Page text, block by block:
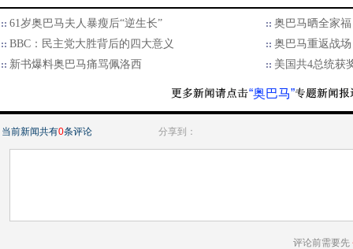
61岁奥巴马夫人暴瘦后“逆生长”
奥巴马晒全家
BBC：民主党大胜背后的四大意义
奥巴马重返战
新书爆料奥巴马痛骂佩洛西
美国共4总统获
“奥巴马”
当前新闻共有0条评论 分享到：
评论前需要先